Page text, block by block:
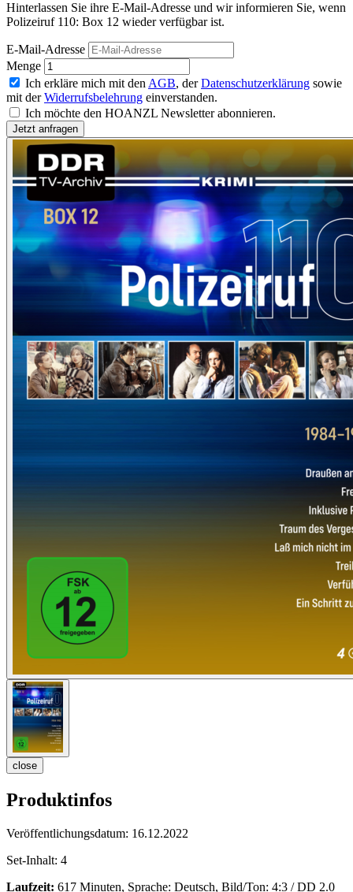
Hinterlassen Sie ihre E-Mail-Adresse und wir informieren Sie, wenn
Polizeiruf 110: Box 12 wieder verfügbar ist.
E-Mail-Adresse
Menge
Ich erkläre mich mit den AGB, derDatenschutzerklärung sowie
mit derWiderrufsbelehrung einverstanden.
Ich möchte den HOANZL Newsletter abonnieren.
close
Produktinfos
Veröffentlichungsdatum: 16.12.2022
Set-Inhalt: 4
Laufzeit: 617 Minuten, Sprache: Deutsch, Bild/Ton: 4:3 / DD 2.0